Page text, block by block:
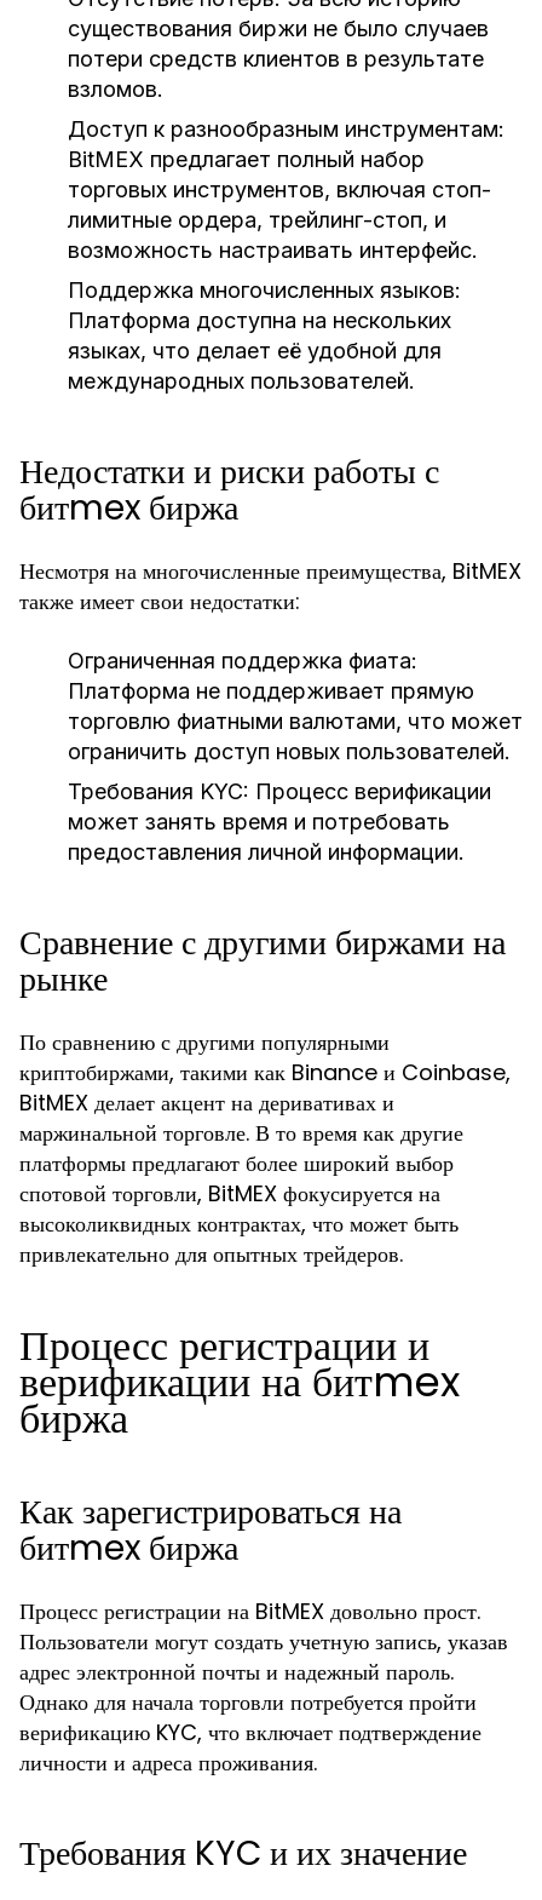
существования биржи не было случаев
потери средств клиентов в результате
взломов.
Доступ к разнообразным инструментам:
BitMEX предлагает полный набор
торговых инструментов, включая стоп-
лимитные ордера, трейлинг-стоп, и
возможность настраивать интерфейс.
Поддержка многочисленных языков:
Платформа доступна на нескольких
языках, что делает её удобной для
международных пользователей.
Недостатки и риски работы с
битmex биржа
Несмотря на многочисленные преимущества, BitMEX
также имеет свои недостатки:
Ограниченная поддержка фиата:
Платформа не поддерживает прямую
торговлю фиатными валютами, что может
ограничить доступ новых пользователей.
Требования KYC: Процесс верификации
может занять время и потребовать
предоставления личной информации.
Сравнение с другими биржами на
рынке
По сравнению с другими популярными
криптобиржами, такими как Binance и Coinbase,
BitMEX делает акцент на деривативах и
маржинальной торговле. В то время как другие
платформы предлагают более широкий выбор
спотовой торговли, BitMEX фокусируется на
высоколиквидных контрактах, что может быть
привлекательно для опытных трейдеров.
Процесс регистрации и
верификации на битmex
биржа
Как зарегистрироваться на
битmex биржа
Процесс регистрации на BitMEX довольно прост.
Пользователи могут создать учетную запись, указав
адрес электронной почты и надежный пароль.
Однако для начала торговли потребуется пройти
верификацию KYC, что включает подтверждение
личности и адреса проживания.
Требования KYC и их значение